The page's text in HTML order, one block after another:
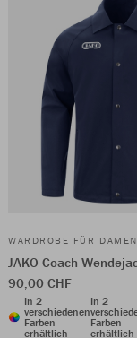
WARDROBE FÜR DAMEN
JAKO Coach
90,00 CHF
In 2
verschiedenen
Farben
erhältlich
In 2
Farben
erhältlich